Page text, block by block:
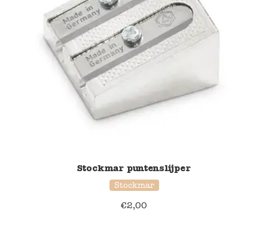
Stockmar puntenslijper
Stockmar
€2,00